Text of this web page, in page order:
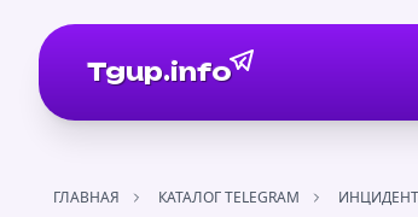
Tgup.info
ГЛАВНАЯ КАТАЛОГ TELEGRAM ИНЦИДЕНТ